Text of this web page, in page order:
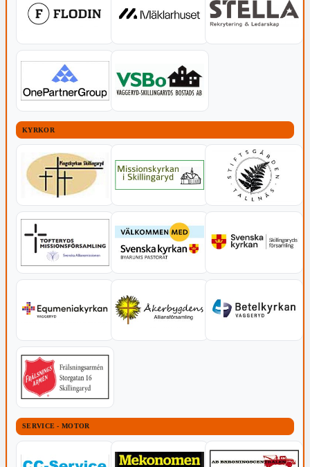
KYRKOR
SERVICE - MOTOR